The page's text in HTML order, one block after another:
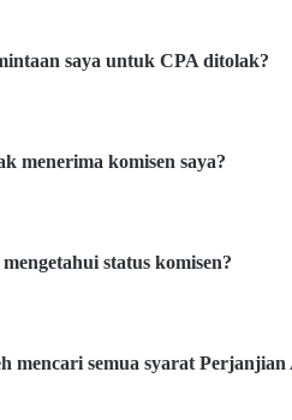
saya untuk CPA ditolak?
menerima komisen saya?
status komisen?
mencari semua syarat